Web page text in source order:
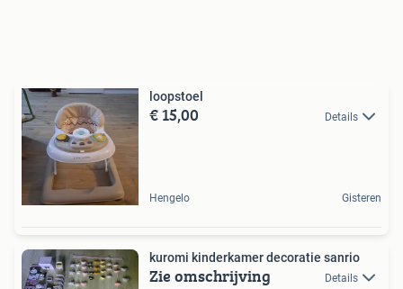
loopstoel
€ 15,00 Details
Hengelo Gisteren
kuromi kinderkamer decoratie sanrio
Zie omschrijving Details